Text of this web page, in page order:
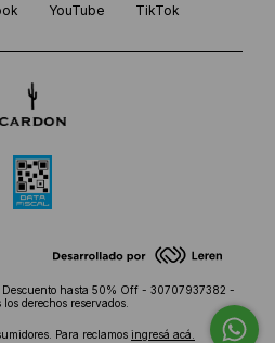
YouTube TikTok
Descuento hasta 50% Off - 30707937382 -
derechos reservados.
Para reclamos ingresá acá.